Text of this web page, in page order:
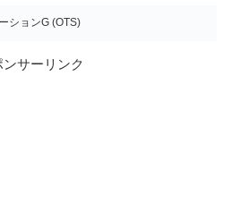
ションG (OTS)
ンサーリンク